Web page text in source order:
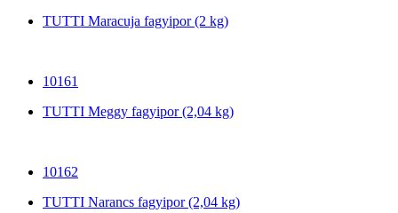
TUTTI Maracuja fagyipor (2 kg)
10161
TUTTI Meggy fagyipor (2,04 kg)
10162
TUTTI Narancs fagyipor (2,04 kg)